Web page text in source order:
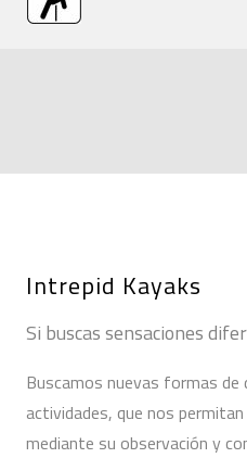
Intrepid Kayaks
Si buscas sensaciones
Buscamos nuevas formas de
actividades, que nos
mediante su observación y